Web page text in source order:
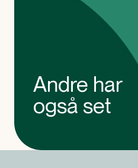
Andre har
også set